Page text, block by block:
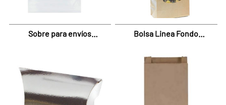
Sobre para envíos
Bolsa Linea Fondo